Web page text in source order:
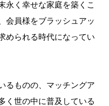
永く幸せな家庭を築くこ
会員様をブラッシュアッ
められる時代になってい
るものの、マッチングア
く世の中に普及している